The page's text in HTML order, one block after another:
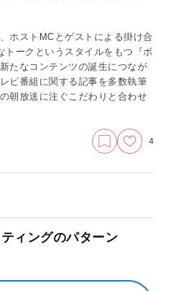
ホストMCとゲストによる掛け合
トークというスタイルをもつ『ボ
たなコンテンツの誕生につなが
ビ番組に関する記事を多数執筆
朝放送に注ぐこだわりと合わせ
4
ィングのパターン